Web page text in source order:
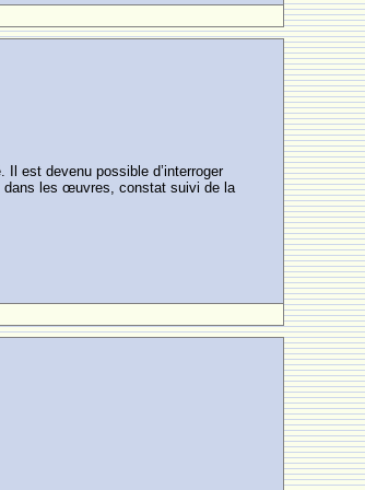
Il est devenu possible d’interroger
dans les œuvres, constat suivi de la